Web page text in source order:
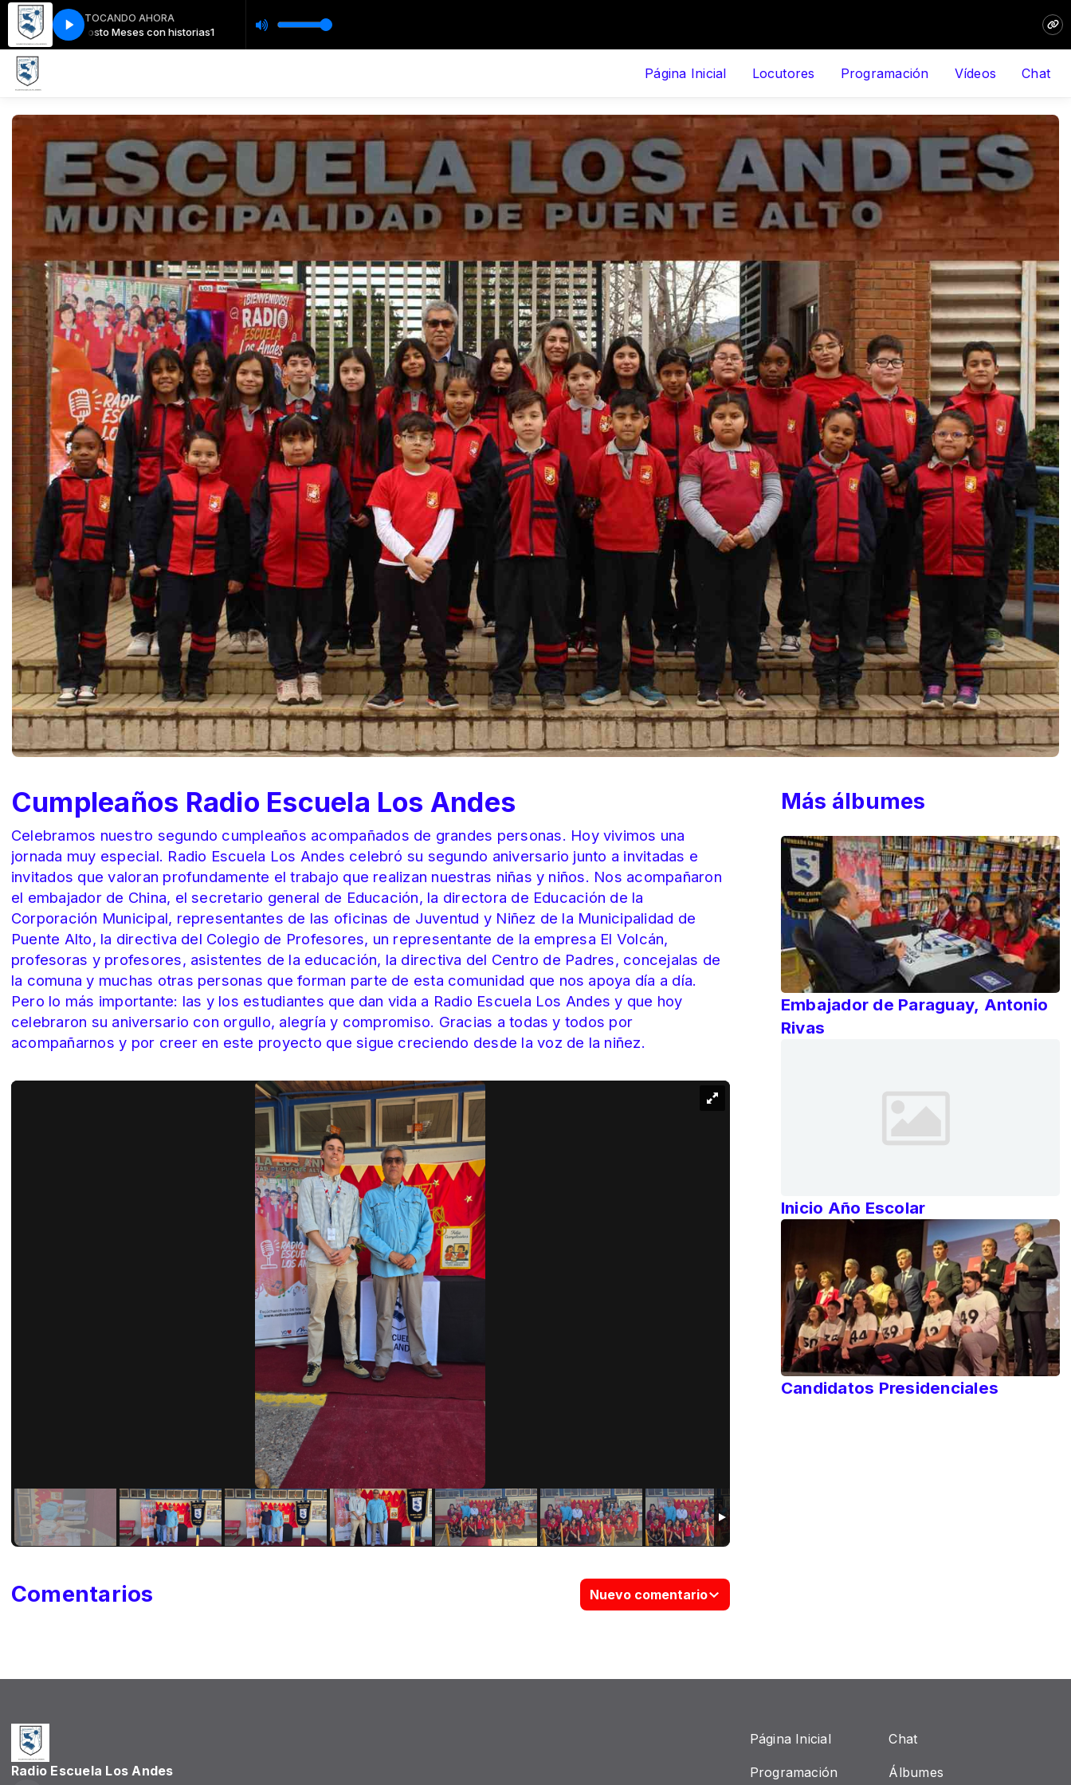
TOCANDO AHORA
Agosto Meses con historias1
Página Inicial Locutores Programación Vídeos Chat
Cumpleaños Radio Escuela Los Andes
Celebramos nuestro segundo cumpleaños acompañados de grandes personas. Hoy vivimos una
jornada muy especial. Radio Escuela Los Andes celebró su segundo aniversario junto a invitadas e
invitados que valoran profundamente el trabajo que realizan nuestras niñas y niños. Nos acompañaron
el embajador de China, el secretario general de Educación, la directora de Educación de la
Corporación Municipal, representantes de las oficinas de Juventud y Niñez de la Municipalidad de
Puente Alto, la directiva del Colegio de Profesores, un representante de la empresa El Volcán,
profesoras y profesores, asistentes de la educación, la directiva del Centro de Padres, concejalas de
la comuna y muchas otras personas que forman parte de esta comunidad que nos apoya día a día.
Pero lo más importante: las y los estudiantes que dan vida a Radio Escuela Los Andes y que hoy
celebraron su aniversario con orgullo, alegría y compromiso. Gracias a todas y todos por
acompañarnos y por creer en este proyecto que sigue creciendo desde la voz de la niñez.
Más álbumes
Embajador de Paraguay, Antonio
Rivas
Inicio Año Escolar
Candidatos Presidenciales
Comentarios Nuevo comentario
Radio Escuela Los Andes
Página Inicial
Programación
Chat
Álbumes